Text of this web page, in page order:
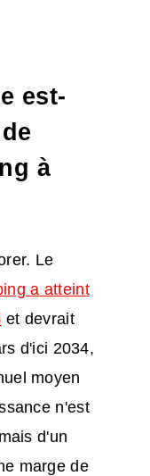
est-
à
Le
a atteint
et devrait
d'ici 2034,
moyen
n'est
d'un
marge de